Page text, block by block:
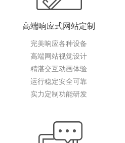
高端响应式网站定制
完美响应各种设备
高端网站视觉设计
精湛交互动画体验
运行稳定安全可靠
实力定制功能研发